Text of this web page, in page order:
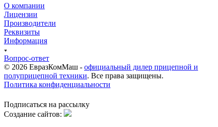
О компании
Лицензии
Производители
Реквизиты
Информация
Вопрос-ответ
© 2026 ЕвразКомМаш - официальный дилер прицепной и
полуприцепной техники. Все права защищены.
Политика конфиденциальности
Подписаться на рассылку
Cоздание сайтов: